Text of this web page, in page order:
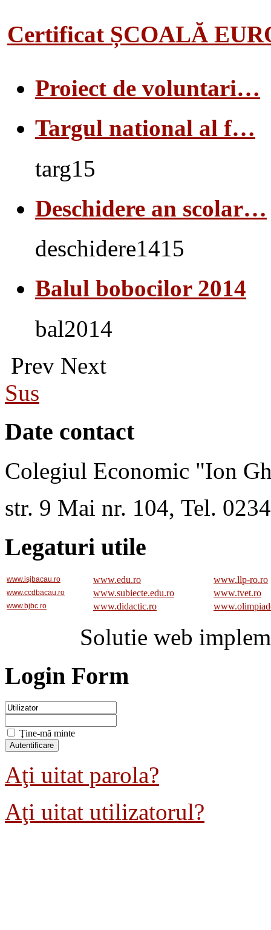
Certificat ȘCOALĂ
Proiect de voluntari…
Targul national al f…
targ15
Deschidere an scolar…
deschidere1415
Balul bobocilor 2014
bal2014
Prev Next
Sus
Date contact
Colegiul Economic "Ion
str. 9 Mai nr. 104, Tel.
Legaturi utile
www.isjbacau.ro www.edu.ro www.llp-ro.ro
www.ccdbacau.ro www.subiecte.edu.ro www.tvet.ro
www.bjbc.ro www.didactic.ro
Solutie web
Login Form
Ţine-mă minte
Aţi uitat parola?
Aţi uitat utilizatorul?